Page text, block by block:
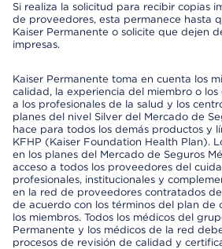
Si realiza la solicitud para recibir copias
de proveedores, esta permanece hasta
Kaiser Permanente o solicite que dejen
impresas.
Kaiser Permanente toma en cuenta los
calidad, la experiencia del miembro o los
a los profesionales de la salud y los
planes del nivel Silver del Mercado de
hace para todos los demás productos y
KFHP (Kaiser Foundation Health Plan).
en los planes del Mercado de Seguros
acceso a todos los proveedores del
profesionales, institucionales y
en la red de proveedores contratados
de acuerdo con los términos del plan de
los miembros. Todos los médicos del
Permanente y los médicos de la red
procesos de revisión de calidad y